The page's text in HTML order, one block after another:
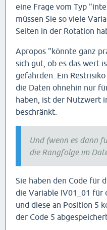
eine Frage vom Typ
müssen Sie so viele
Seiten in der Rotation
Apropos "könnte ganz
sich gut, ob es das wert
gefährden. Ein
die Daten ohnehin nur
haben, ist der Nutzwert
beschränkt.
Und (wenn es dann
die Rangfolge im
Sie haben den Code für
die Variable IV01_01 für
und diese an Position 5
der Code 5